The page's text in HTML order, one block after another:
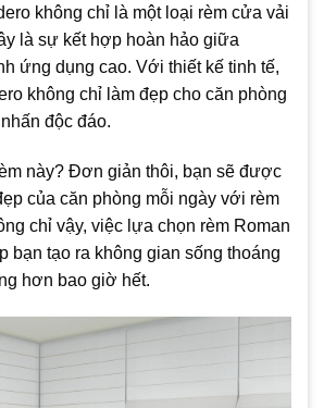
không chỉ là một loại rèm cửa vải
là sự kết hợp hoàn hảo giữa
ứng dụng cao. Với thiết kế tinh tế,
không chỉ làm đẹp cho căn phòng
độc đáo.
này? Đơn giản thôi, bạn sẽ được
của căn phòng mỗi ngày với rèm
chỉ vậy, việc lựa chọn rèm Roman
bạn tạo ra không gian sống thoáng
hơn bao giờ hết.